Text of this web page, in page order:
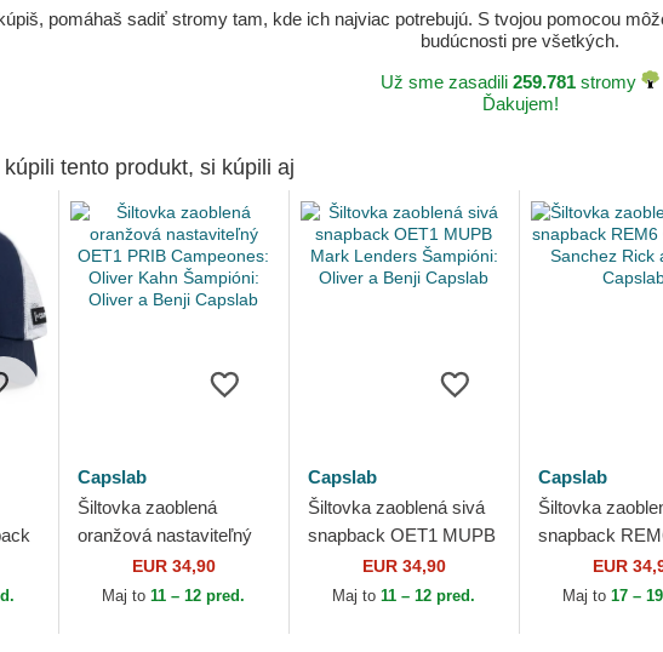
pomáhaš sadiť stromy tam, kde ich najviac potrebujú. S tvojou pomocou
budúcnosti pre všetkých.
Už sme zasadili 259.781 stromy
Ďakujem!
tento produkt, si kúpili aj
Capslab
Šiltovka zaoblená
oranžová nastaviteľný
OET1 PRIB
Campeones: Oliver
EUR 34,90
Maj to11 – 12 pred.
Capslab
Šiltovka zaoblená sivá
snapback OET1 MUPB
Mark Lenders
Šampióni: Oliver a Benji
EUR 34,90
Maj to11 – 12 pred.
Capslab
Šiltovka
snapback
Rick Sanchez
Morty Capslab
EUR
Maj to 17 –